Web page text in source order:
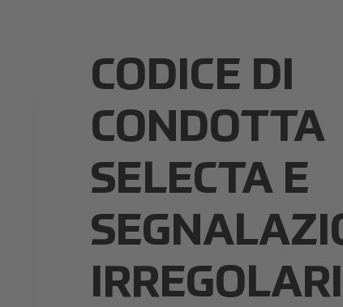
CODICE DI
CONDOTTA
SELECTA E